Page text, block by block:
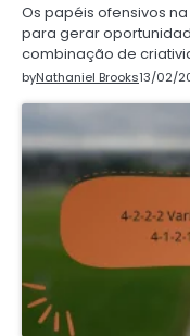
Os papéis ofensivos
para gerar
combinação de
byNathaniel Brooks13/02/